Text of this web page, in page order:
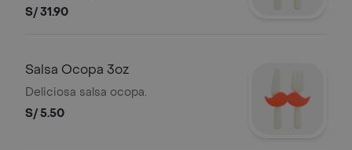
elección.
S/ 31.90
Salsa Ocopa 3oz
Deliciosa salsa ocopa.
S/ 5.50